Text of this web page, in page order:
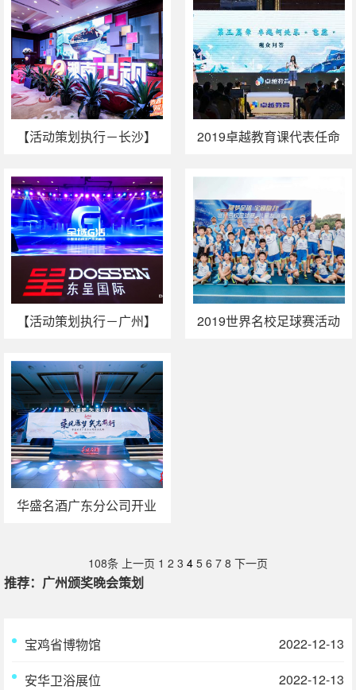
【活动策划执行－长沙】
旅场）
2019卓越教育课代表任命
【活动策划执行－广州】
域G活
2019世界名校足球赛活动
华盛名酒广东分公司开业
108条 上一页 1 2 3 4 5 6 7 8 下一页
推荐：广州颁奖晚会策划
宝鸡省博物馆
2022-12-13
安华卫浴展位
2022-12-13